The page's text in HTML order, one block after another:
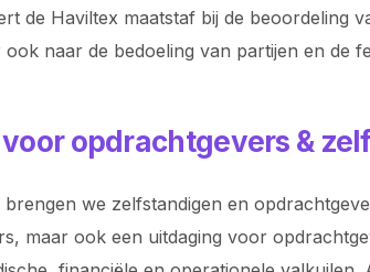
de Haviltex maatstaf bij de beoordeling
naar de bedoeling van partijen en de
opdrachtgevers &
we zelfstandigen en
maar ook een uitdaging voor